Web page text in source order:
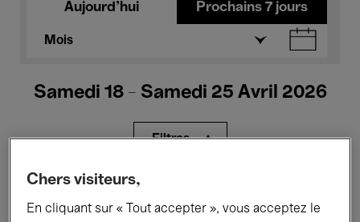
Aujourd'hui Prochains 7 jours
Mois
Samedi 18 - Samedi 25 Avril 2026
Filtres
Chers visiteurs,
En cliquant sur « Tout accepter », vous acceptez le